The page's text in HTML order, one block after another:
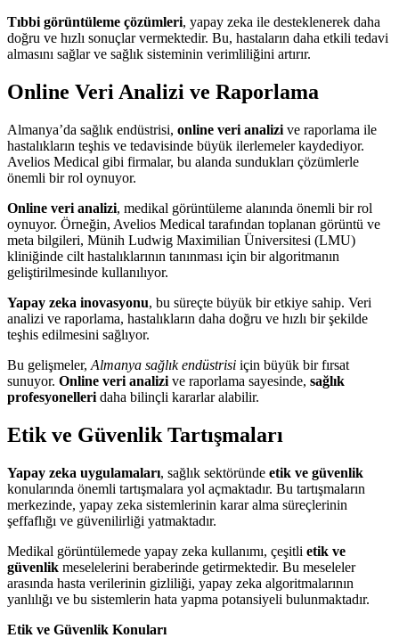
Tıbbi görüntüleme çözümleri, yapay zeka ile desteklenerek daha
doğru ve hızlı sonuçlar vermektedir. Bu, hastaların daha etkili tedavi
almasını sağlar ve sağlık sisteminin verimliliğini artırır.
Online Veri Analizi ve Raporlama
Almanya’da sağlık endüstrisi, online veri analizi ve raporlama ile
hastalıkların teşhis ve tedavisinde büyük ilerlemeler kaydediyor.
Avelios Medical gibi firmalar, bu alanda sundukları çözümlerle
önemli bir rol oynuyor.
Online veri analizi, medikal görüntüleme alanında önemli bir rol
oynuyor. Örneğin, Avelios Medical tarafından toplanan görüntü ve
meta bilgileri, Münih Ludwig Maximilian Üniversitesi (LMU)
kliniğinde cilt hastalıklarının tanınması için bir algoritmanın
geliştirilmesinde kullanılıyor.
Yapay zeka inovasyonu, bu süreçte büyük bir etkiye sahip. Veri
analizi ve raporlama, hastalıkların daha doğru ve hızlı bir şekilde
teşhis edilmesini sağlıyor.
Bu gelişmeler, Almanya sağlık endüstrisi için büyük bir fırsat
sunuyor. Online veri analizi ve raporlama sayesinde, sağlık
profesyonelleri daha bilinçli kararlar alabilir.
Etik ve Güvenlik Tartışmaları
Yapay zeka uygulamaları, sağlık sektöründe etik ve güvenlik
konularında önemli tartışmalara yol açmaktadır. Bu tartışmaların
merkezinde, yapay zeka sistemlerinin karar alma süreçlerinin
şeffaflığı ve güvenilirliği yatmaktadır.
Medikal görüntülemede yapay zeka kullanımı, çeşitli etik ve
güvenlik meselelerini beraberinde getirmektedir. Bu meseleler
arasında hasta verilerinin gizliliği, yapay zeka algoritmalarının
yanlılığı ve bu sistemlerin hata yapma potansiyeli bulunmaktadır.
Etik ve Güvenlik Konuları